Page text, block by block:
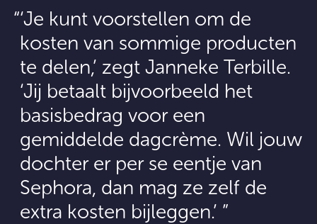
‘Je kunt voorstellen om de
kosten van sommige producten
te delen,’ zegt Janneke Terbille.
‘Jij betaalt bijvoorbeeld het
basisbedrag voor een
gemiddelde dagcrème. Wil jouw
dochter er per se eentje van
Sephora, dan mag ze zelf de
extra kosten bijleggen.’